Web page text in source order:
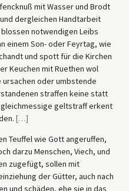
mit Wasser und Brodt
dergleichen Handtarbeit
notwendigen Leibs
einem Son- oder Feyrtag, wie
und spott für die Kirchen
Keuchen mit Ruethen wol
oder umbstende
straffen keine statt
geltstraff erkent
[…]
Teuffel wie Gott angeruffen,
darzu Menschen, Viech, und
zugefügt, sollen mit
der Gütter, auch nach
und schäden, ehe sie in das